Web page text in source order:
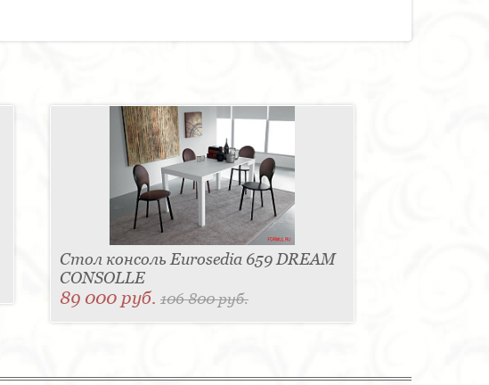
Стол консоль Eurosedia 659 DREAM
CONSOLLE
89 000 руб. 106 800 руб.